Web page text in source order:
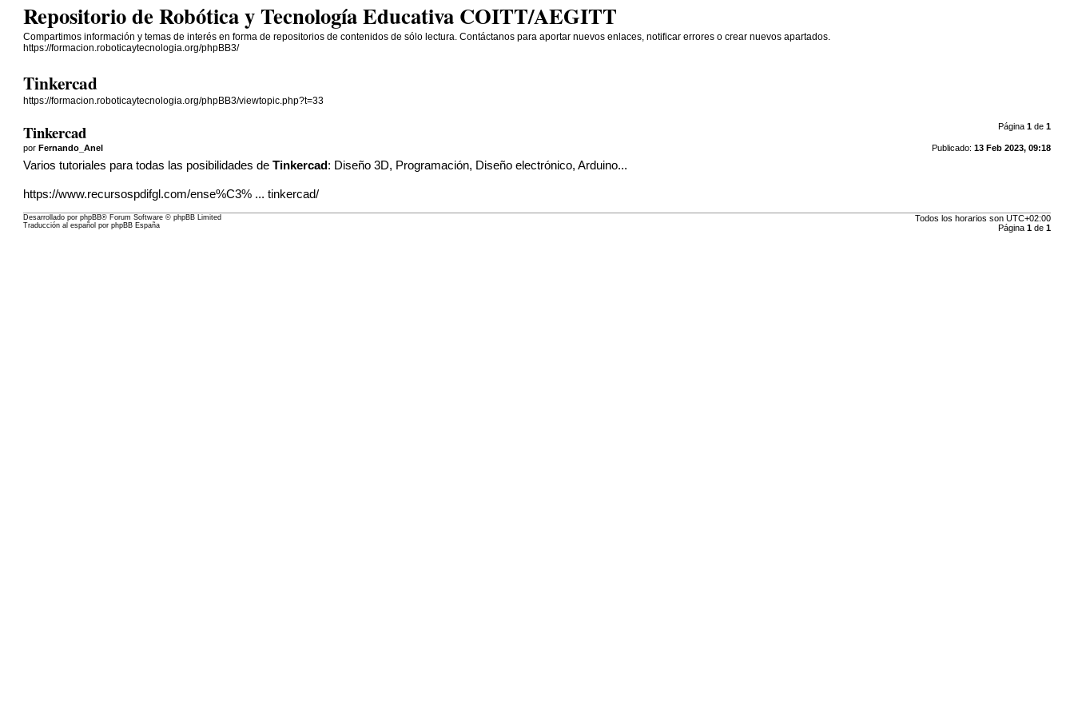
Repositorio de Robótica y Tecnología Educativa COITT/AEGITT
Compartimos información y temas de interés en forma de repositorios de contenidos de sólo lectura. Contáctanos para aportar nuevos enlaces, notificar errores o crear nuevos apartados.
https://formacion.roboticaytecnologia.org/phpBB3/
Tinkercad
https://formacion.roboticaytecnologia.org/phpBB3/viewtopic.php?t=33
Página 1de 1
Tinkercad
Publicado: 13 Feb 2023, 09:18
porFernando_Anel
Varios tutoriales para todas las posibilidades deTinkercad: Diseño 3D, Programación, Diseño electrónico, Arduino...
https://www.recursospdifgl.com/ense%C3% ... tinkercad/
Todos los horarios son UTC+02:00
Página 1de 1
Desarrollado porphpBB® Forum Software © phpBB Limited
Traducción al español porphpBB España